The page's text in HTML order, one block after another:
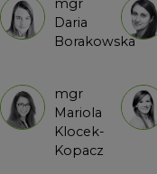
mgr
Daria
Borakowska
mgr
Mariola
Klocek-
Kopacz